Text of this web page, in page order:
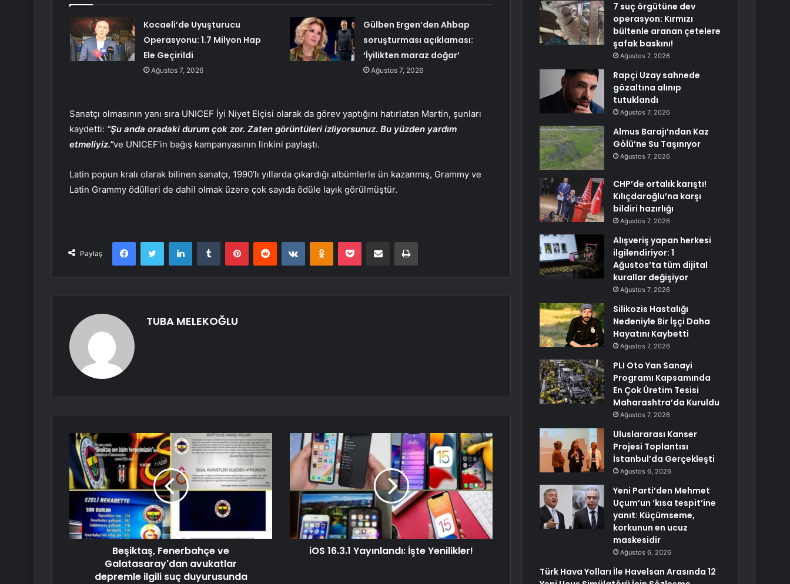
Kocaeli’de Uyuşturucu
Operasyonu: 1.7 Milyon Hap
Ele Geçirildi
Ağustos 7, 2026
Gülben Ergen’den Ahbap
soruşturması açıklaması:
‘İyilikten maraz doğar’
Ağustos 7, 2026
Sanatçı olmasının yanı sıra UNICEF İyi Niyet Elçisi olarak da görev yaptığını hatırlatan Martin, şunları
kaydetti: “Şu anda oradaki durum çok zor. Zaten görüntüleri izliyorsunuz. Bu yüzden yardım
etmeliyiz.”ve UNICEF’in bağış kampanyasının linkini paylaştı.
Latin popun kralı olarak bilinen sanatçı, 1990’lı yıllarda çıkardığı albümlerle ün kazanmış, Grammy ve
Latin Grammy ödülleri de dahil olmak üzere çok sayıda ödüle layık görülmüştür.
Paylaş
FacebookTwitter LinkedInTumblr PinterestReddit VKontakteOdnoklassniki
Pocket E-Posta ile paylaş Yazdır
TUBA MELEKOĞLU
Beşiktaş, Fenerbahçe ve
Galatasaray'dan avukatlar
depremle ilgili suç duyurusunda
iOS 16.3.1 Yayınlandı: İşte Yenilikler!
7 suç örgütüne dev
operasyon: Kırmızı
bültenle aranan çetelere
şafak baskını!
Ağustos 7, 2026
Rapçi Uzay sahnede
gözaltına alınıp
tutuklandı
Ağustos 7, 2026
Almus Barajı’ndan Kaz
Gölü’ne Su Taşınıyor
Ağustos 7, 2026
CHP’de ortalık karıştı!
Kılıçdaroğlu’na karşı
bildiri hazırlığı
Ağustos 7, 2026
Alışveriş yapan herkesi
ilgilendiriyor: 1
Ağustos’ta tüm dijital
kurallar değişiyor
Ağustos 7, 2026
Silikozis Hastalığı
Nedeniyle Bir İşçi Daha
Hayatını Kaybetti
Ağustos 7, 2026
PLI Oto Yan Sanayi
Programı Kapsamında
En Çok Üretim Tesisi
Maharashtra’da Kuruldu
Ağustos 7, 2026
Uluslararası Kanser
Projesi Toplantısı
İstanbul’da Gerçekleşti
Ağustos 6, 2026
Yeni Parti’den Mehmet
Uçum’un ‘kısa tespit’ine
yanıt: Küçümseme,
korkunun en ucuz
maskesidir
Ağustos 6, 2026
Türk Hava Yolları İle Havelsan Arasında 12